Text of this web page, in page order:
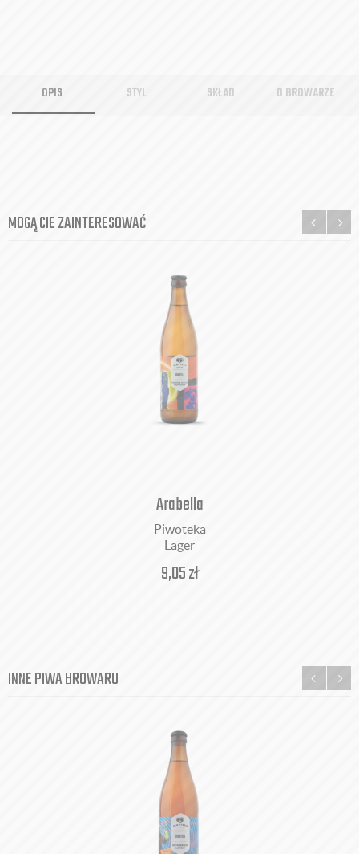
OPIS STYL SKŁAD O BROWARZE
MOGĄ CIE ZAINTERESOWAĆ
Arabella
Piwoteka
Lager
9,05zł
INNE PIWA BROWARU